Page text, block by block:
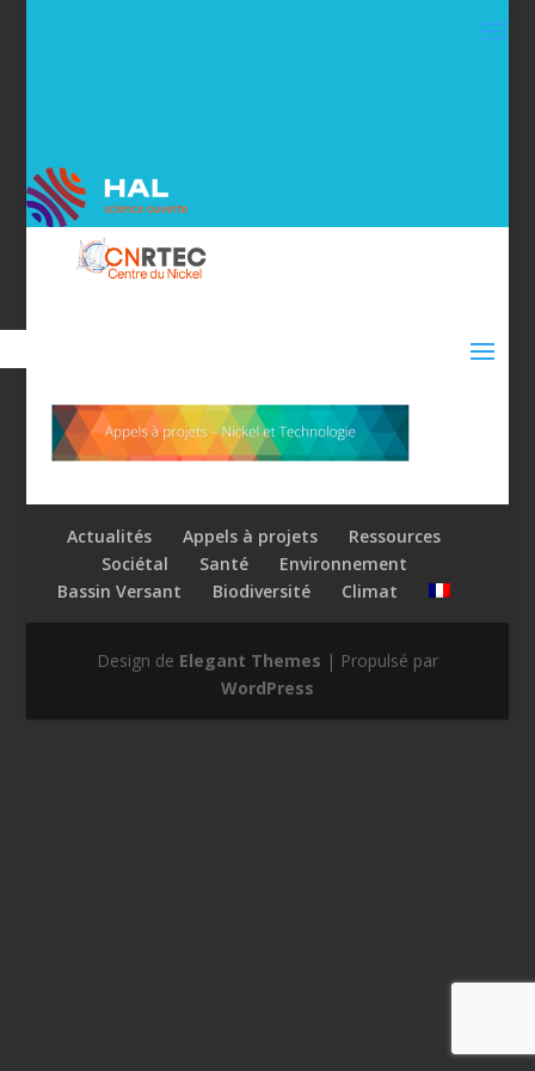
Actualités Appels à projets
Ressources
Sociétal
Santé
Environnement
Bassin Versant
Biodiversité Climat
Design de Elegant Themes | Propulsé par
WordPress